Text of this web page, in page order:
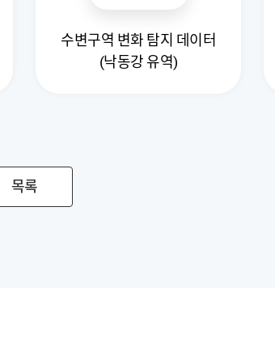
수변구역 변화 탐지 데이터
(낙동강 유역)
목록